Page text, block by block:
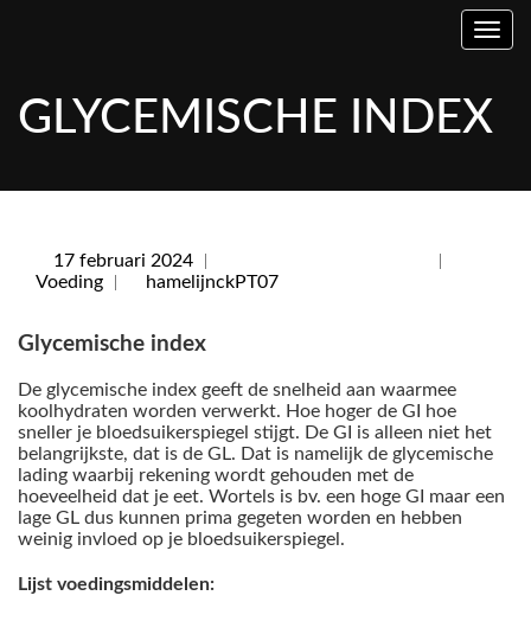
GLYCEMISCHE INDEX
17 februari 2024
voor
Voeding hamelijnckPT07
Glycemische index
De glycemische index geeft de snelheid aan waarmee
koolhydraten worden verwerkt. Hoe hoger de GI hoe
sneller je bloedsuikerspiegel stijgt. De GI is alleen niet het
belangrijkste, dat is de GL. Dat is namelijk de glycemische
lading waarbij rekening wordt gehouden met de
hoeveelheid dat je eet. Wortels is bv. een hoge GI maar een
lage GL dus kunnen prima gegeten worden en hebben
weinig invloed op je bloedsuikerspiegel.
Lijst voedingsmiddelen: